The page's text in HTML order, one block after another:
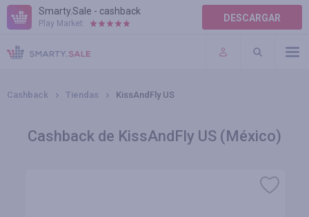
Smarty.Sale - cashback
Play Market: DESCARGAR
AYUDA
TÉRMINOS DE USO
Cashback Tiendas KissAndFly US
Cashback de KissAndFly US (México)